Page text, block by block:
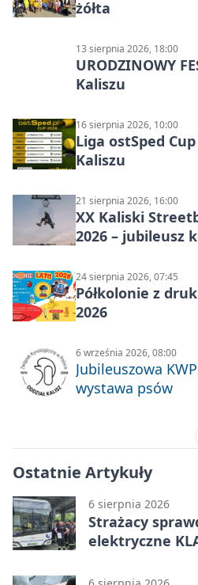
żółta
13 sierpnia 2026, 18:00
URODZINOWY
Kaliszu
16 sierpnia 2026, 10:00
Liga ostSped
Kaliszu
21 sierpnia 2026, 16:00
XX Kaliski
2026 – jubileusz
24 sierpnia 2026, 07:45
Półkolonie z
2026
6 września 2026, 08:00
Jubileuszowa
wystawa psów
Ostatnie Artykuły
6 sierpnia 2026
Strażacy
elektryczne